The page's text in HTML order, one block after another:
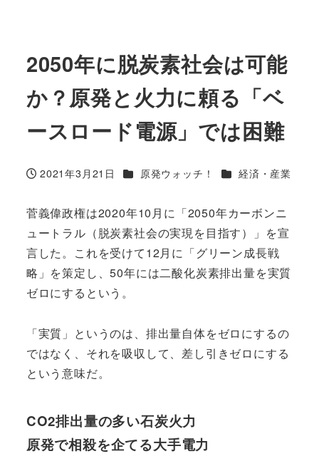
2050年に脱炭素社会は可能
か？原発と火力に頼る「ベ
ースロード電源」では困難
投稿日
2021年3月21日 カテゴリー
原発ウォッチ！ カテゴリー
経済・産業
菅義偉政権は2020年10月に「2050年カーボンニ
ュートラル（脱炭素社会の実現を目指す）」を宣
言した。これを受けて12月に「グリーン成長戦
略」を策定し、50年には二酸化炭素排出量を実質
ゼロにするという。
「実質」というのは、排出量自体をゼロにするの
ではなく、それを吸収して、差し引きゼロにする
という意味だ。
CO2排出量の多い石炭火力
原発で相殺を企てる大手電力